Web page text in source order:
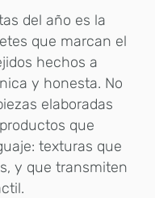
del año es la
que marcan el
hechos a
y honesta. No
elaboradas
que
texturas que
y que transmiten